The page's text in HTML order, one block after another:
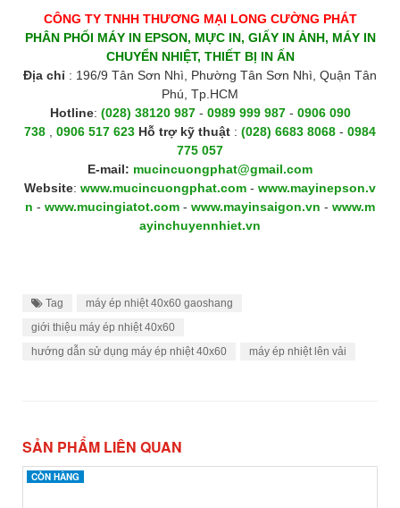
CÔNG TY TNHH THƯƠNG MẠI LONG CƯỜNG PHÁT
PHÂN PHỐI MÁY IN EPSON, MỰC IN, GIẤY IN ẢNH, MÁY IN
CHUYỂN NHIỆT, THIẾT BỊ IN ẤN
Địa chỉ : 196/9 Tân Sơn Nhì, Phường Tân Sơn Nhì, Quận Tân
Phú, Tp.HCM
Hotline: (028) 38120 987 - 0989 999 987 - 0906 090
738 , 0906 517 623 Hỗ trợ kỹ thuật : (028) 6683 8068 - 0984
775 057
E-mail: mucincuongphat@gmail.com
Website: www.mucincuongphat.com - www.mayinepson.v
n - www.mucingiatot.com - www.mayinsaigon.vn - www.m
ayinchuyennhiet.vn
Tag
máy ép nhiệt 40x60 gaoshang
giới thiệu máy ép nhiệt 40x60
hướng dẫn sử dụng máy ép nhiệt 40x60
máy ép nhiệt lên vải
SẢN PHẨM LIÊN QUAN
CÒN HÀNG
CÒN HÀNG